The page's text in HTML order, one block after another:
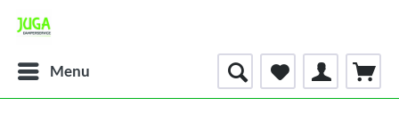
Menu